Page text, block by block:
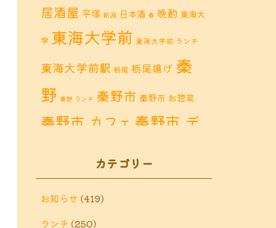
居酒屋 平塚 新潟 日本酒 春 晩酌 東海大
学 東海大学前 東海大学前 ランチ
東海大学前駅 栃尾 栃尾揚げ 秦
野 秦野 ランチ 秦野市 秦野市 お惣菜
秦野市 カフェ 秦野市 デ
市 定食 鶴巻 鶴巻 お惣菜 鶴巻 カフェ
鶴巻 ディナー
カテゴリー
お知らせ (419)
ランチ (250)